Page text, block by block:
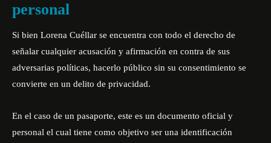
personal
Si bien Lorena Cuéllar se encuentra con todo el derecho de
señalar cualquier acusación y afirmación en contra de sus
adversarias políticas, hacerlo público sin su consentimiento se
convierte en un delito de privacidad.
En el caso de un pasaporte, este es un documento oficial y
personal el cual tiene como objetivo ser una identificación